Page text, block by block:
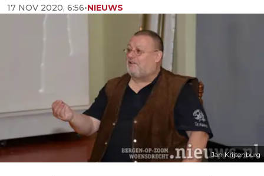
17 NOV 2020, 6:56•NIEUWS
Jan Krijtenburg